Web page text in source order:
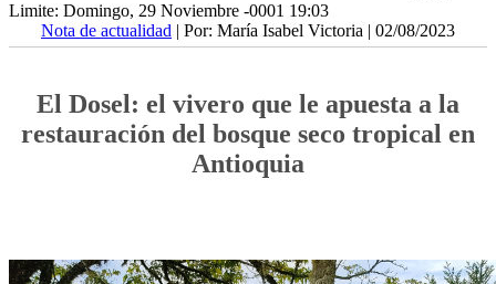
Limite: Domingo, 29 Noviembre -0001 19:03
Nota de actualidad | Por: María Isabel Victoria | 02/08/2023
El Dosel: el vivero que le apuesta a la
restauración del bosque seco tropical en
Antioquia